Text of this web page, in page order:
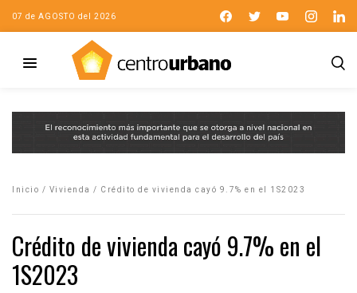
07 de AGOSTO del 2026
Inicio / Vivienda / Crédito de vivienda cayó 9.7% en el 1S2023
Crédito de vivienda cayó 9.7% en el
1S2023